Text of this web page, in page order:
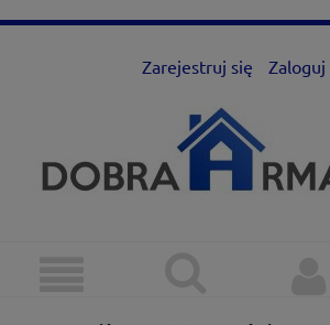
Zarejestruj się Zaloguj